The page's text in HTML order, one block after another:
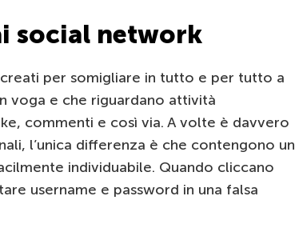
social network
per somigliare in tutto e per tutto a
voga e che riguardano attività
commenti e così via. A volte è davvero
l’unica differenza è che contengono un
individuabile. Quando cliccano
username e password in una falsa